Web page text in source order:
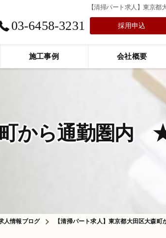
【清掃パート求人】東京
03-6458-3231 採用申込
施工事例 会社概要
町から通勤圏内
人情報ブログ 【清掃パート求人】東京都大田区大森